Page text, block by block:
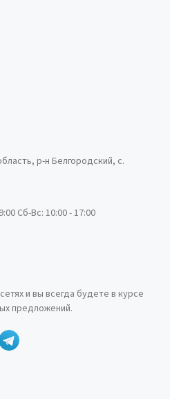
р-н Белгородский, с.
Сб-Вс: 10:00 - 17:00
и вы всегда будете в курсе
предложений.